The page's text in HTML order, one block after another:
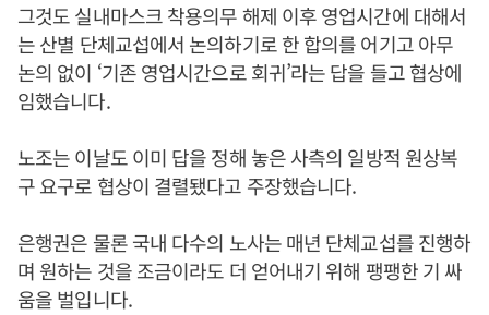
그것도 실내마스크 착용의무 해제 이후 영업시간에 대해서
는 산별 단체교섭에서 논의하기로 한 합의를 어기고 아무
논의 없이 ‘기존 영업시간으로 회귀’라는 답을 들고 협상에
임했습니다.
노조는 이날도 이미 답을 정해 놓은 사측의 일방적 원상복
구 요구로 협상이 결렬됐다고 주장했습니다.
은행권은 물론 국내 다수의 노사는 매년 단체교섭를 진행하
며 원하는 것을 조금이라도 더 얻어내기 위해 팽팽한 기 싸
움을 벌입니다.